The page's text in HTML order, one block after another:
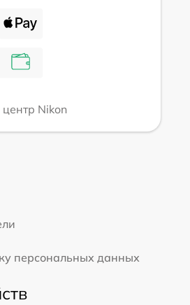
Nikon
персональных данных